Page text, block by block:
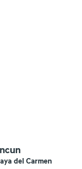
del Carmen